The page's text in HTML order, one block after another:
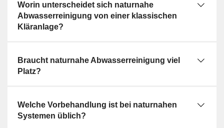
Worin unterscheidet sich naturnahe
Abwasserreinigung von einer klassischen
Kläranlage?
Braucht naturnahe Abwasserreinigung viel
Platz?
Welche Vorbehandlung ist bei naturnahen
Systemen üblich?